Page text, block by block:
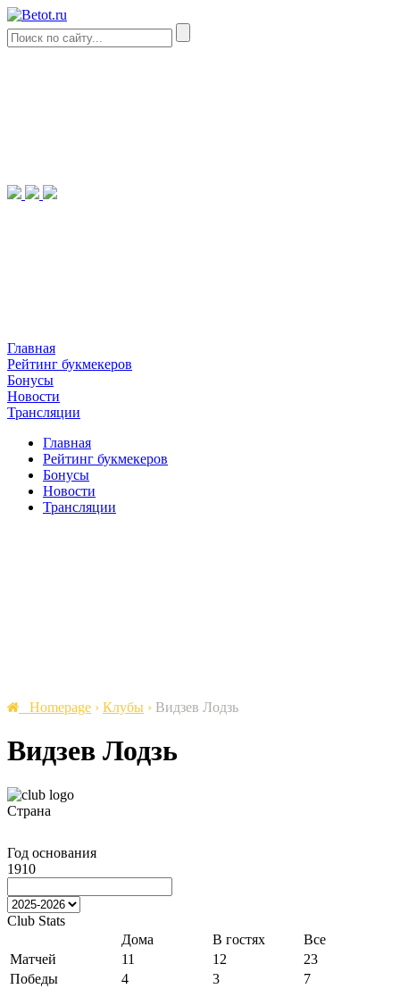
Главная
Рейтинг букмекеров
Бонусы
Новости
Трансляции
Главная
Рейтинг букмекеров
Бонусы
Новости
Трансляции
Homepage › Клубы › Видзев Лодзь
Видзев Лодзь
Страна
Год основания
1910
Club Stats
Дома
В гостях
Все
Матчей
11 12
23
Победы
4 3
7